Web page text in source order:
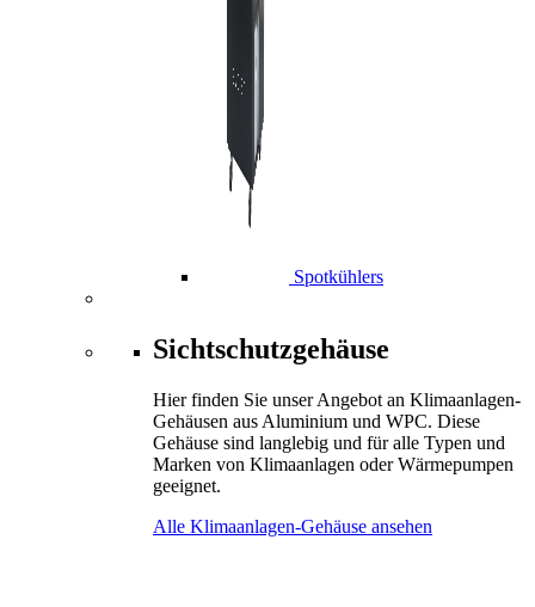
Spotkühlers
Sichtschutzgehäuse
Hier finden Sie unser Angebot an Klimaanlagen-
Gehäusen aus Aluminium und WPC. Diese
Gehäuse sind langlebig und für alle Typen und
Marken von Klimaanlagen oder Wärmepumpen
geeignet.
Alle Klimaanlagen-Gehäuse ansehen